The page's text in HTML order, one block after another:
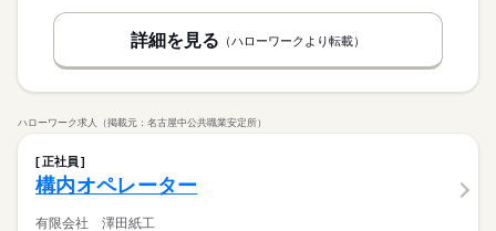
詳細を見る （ハローワークより転載）
ハローワーク求人（掲載元：名古屋中公共職業安定所）
正社員
構内オペレーター
有限会社 澤田紙工